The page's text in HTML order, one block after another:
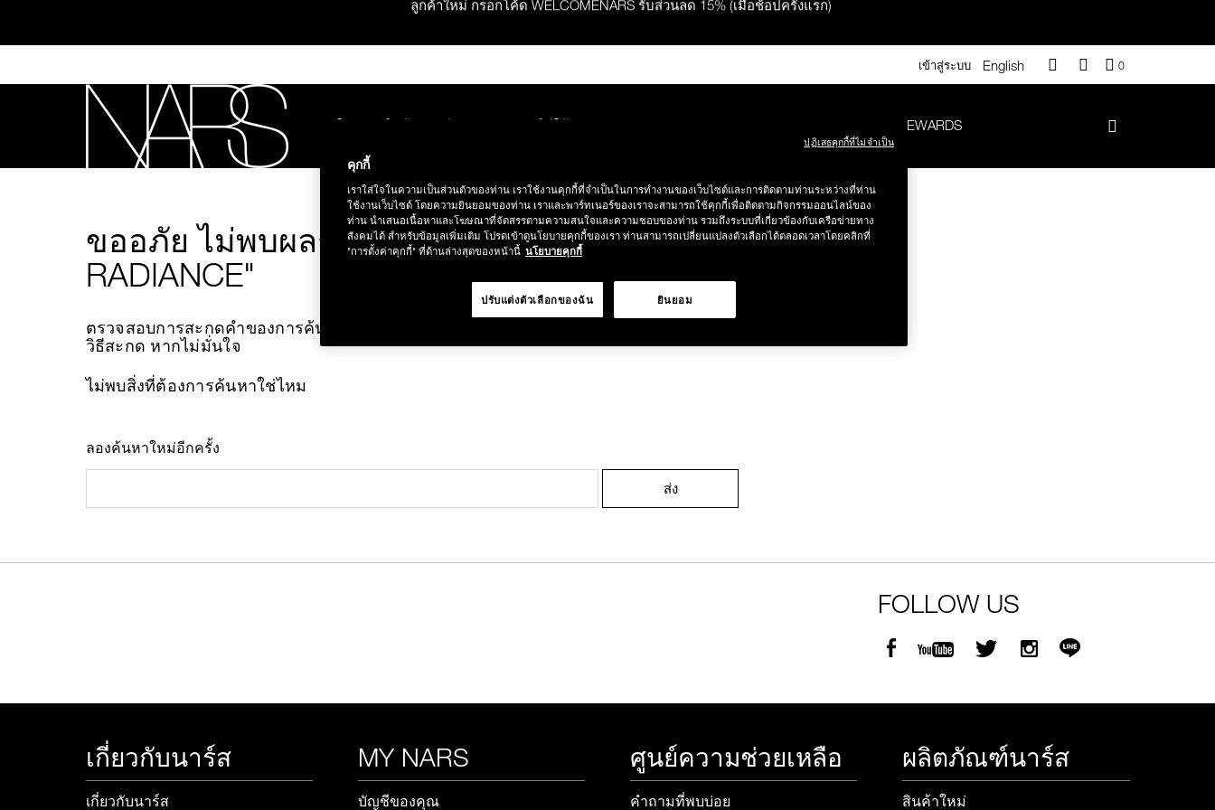
content
ช้อปครบ 3,000.- รับของสมนาคุณ มูลค่ารวม 1,000.-
ช้อป Quad Eyeshadow รับฟรี Mini Eyeshadow Brush มูลค่า 1,000 .-
ช้อป Insatiable Liquid Blush รับฟรี Finger Puff มูลค่า 250.-
ช้อป NEW Light Reflecting™ Prismatic Powder รับฟรี Radiant Creamy Concealer 1.4 ml #Vanilla มูลค่า 700 .-
ช้อป Foundation ใดๆ รับฟรี Light Reflecting™ Luminizing Blush #Heavenly 2 g value 750.-
เข้าสู่ระบบ English
QUANTITY
0
ใหม่ สินค้าขายดี วิธีใช้ NARS REWARDS
ขออภัย ไม่พบผลการค้นหา "SHEER
RADIANCE"
ตรวจสอบการสะกดคำของการค้นหา หรือเปลี่ยน
วิธีสะกด หากไม่มั่นใจ
ไม่พบสิ่งที่ต้องการค้นหาใช่ไหม
ลองค้นหาใหม่อีกครั้ง
ส่ง
FOLLOW US
เกี่ยวกับนาร์ส
เกี่ยวกับนาร์ส
MY NARS
บัญชีของคุณ
ศูนย์ความช่วยเหลือ
คำถามที่พบบ่อย
ผลิตภัณฑ์นาร์ส
สินค้าใหม่
คุกกี้
เราใส่ใจในความเป็นส่วนตัวของท่าน เราใช้งานคุกกี้ที่จำเป็นในการทำงานของเว็บไซต์และการติดตามท่านระหว่างที่ท่าน
ใช้งานเว็บไซต์ โดยความยินยอมของท่าน เราและพาร์ทเนอร์ของเราจะสามารถใช้คุกกี้เพื่อติดตามกิจกรรมออนไลน์ของ
ท่าน นำเสนอเนื้อหาและโฆษณาที่จัดสรรตามความสนใจและความชอบของท่าน รวมถึงระบบที่เกี่ยวข้องกับเครือข่ายทาง
สังคมได้ สำหรับข้อมูลเพิ่มเติม โปรดเข้าดูนโยบายคุกกี้ของเรา ท่านสามารถเปลี่ยนแปลงตัวเลือกได้ตลอดเวลาโดยคลิกที่
"การตั้งค่าคุกกี้" ที่ด้านล่างสุดของหน้านี้ นโยบายคุกกี้
ยินยอม
ปรับแต่งตัวเลือกของฉัน
ปฏิเสธคุกกี้ที่ไม่จำเป็น